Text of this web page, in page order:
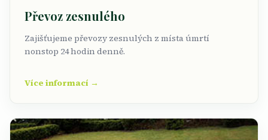
Převoz zesnulého
Zajišťujeme převozy zesnulých z místa úmrtí
nonstop 24 hodin denně.
Více informací →